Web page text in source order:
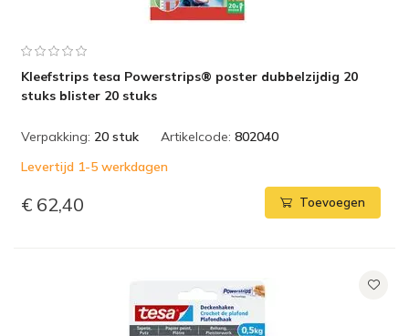
Kleefstrips tesa Powerstrips® poster dubbelzijdig 20
stuks blister 20 stuks
Verpakking: 20 stuk Artikelcode: 802040
Levertijd 1-5 werkdagen
€ 62,40 Toevoegen